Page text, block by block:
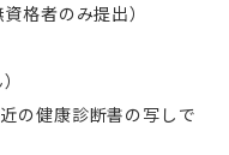
格者のみ提出）
の健康診断書の写しで